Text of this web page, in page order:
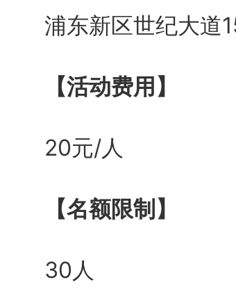
浦东新区世纪大道
【活动费用】
20元/人
【名额限制】
30人